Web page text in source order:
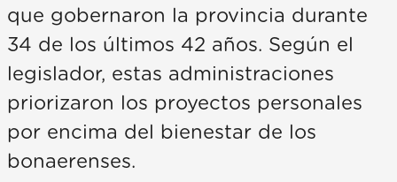
que gobernaron la provincia durante
34 de los últimos 42 años. Según el
legislador, estas administraciones
priorizaron los proyectos personales
por encima del bienestar de los
bonaerenses.